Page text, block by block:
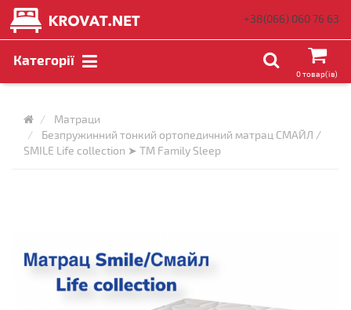
+38(066) 060 76 63
Категорії
0 товар(ів)
Матраци
Безпружинний тонкий ортопедичний матрац СМАЙЛ /
SMILE Life collection ➤ ТМ Family Sleep